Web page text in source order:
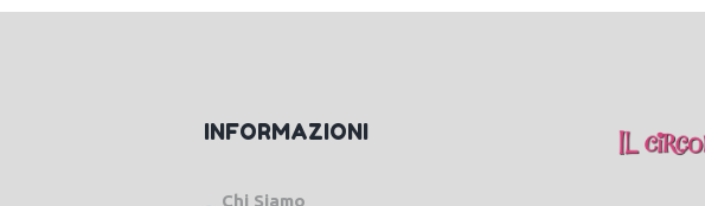
INFORMAZIONI
Chi Siamo